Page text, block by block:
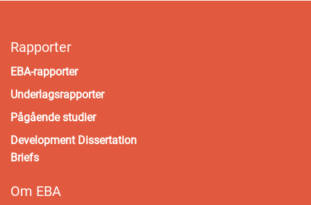
Rapporter
EBA-rapporter
Underlagsrapporter
Pågående studier
Development Dissertation
Briefs
Om EBA